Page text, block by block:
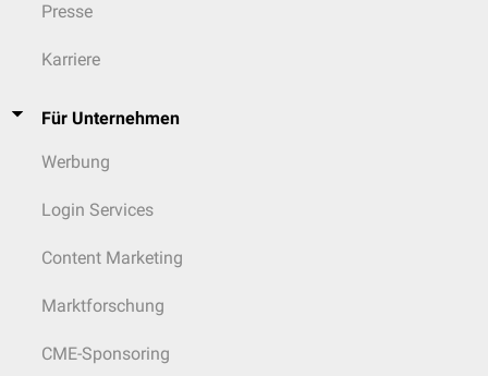
Presse
Karriere
Für Unternehmen
Werbung
Login Services
Content Marketing
Marktforschung
CME-Sponsoring